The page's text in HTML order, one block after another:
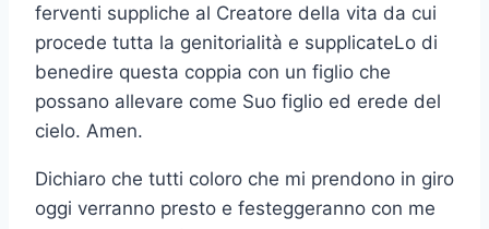
ferventi suppliche al Creatore della vita da cui
procede tutta la genitorialità e supplicateLo di
benedire questa coppia con un figlio che
possano allevare come Suo figlio ed erede del
cielo. Amen.
Dichiaro che tutti coloro che mi prendono in giro
oggi verranno presto e festeggeranno con me